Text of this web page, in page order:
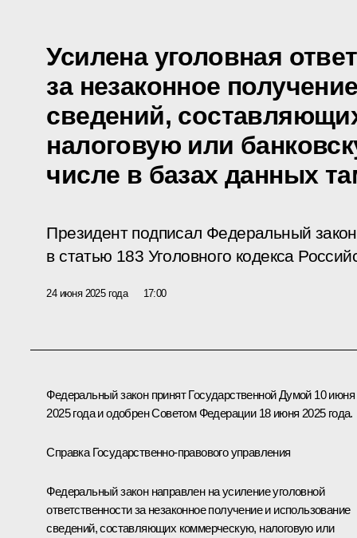
Усилена уголовная
за незаконное
сведений,
налоговую или
числе в базах данных
Президент подписал Федеральный
в статью 183 Уголовного кодекса
24 июня 2025 года 17:00
Федеральный закон принят Государственной Думой 10 июня
2025 года и одобрен Советом Федерации 18 июня 2025 года.
Справка Государственно-правового управления
Федеральный закон направлен на усиление уголовной
ответственности за незаконное получение и использование
сведений, составляющих коммерческую, налоговую или